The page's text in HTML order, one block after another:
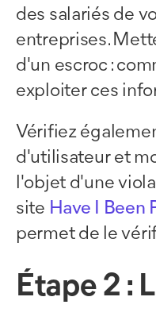
des salariés de
entreprises.
d'un escroc :
exploiter ces
Vérifiez
d'utilisateur et
l'objet d'une
site Have I Been
permet de le
Étape 2 :